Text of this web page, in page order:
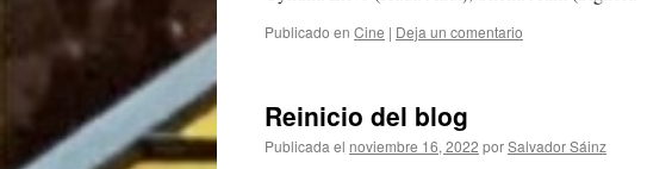
Publicado en Cine | Deja un comentario
Reinicio del blog
Publicada el noviembre 16, 2022 porSalvador Sáinz